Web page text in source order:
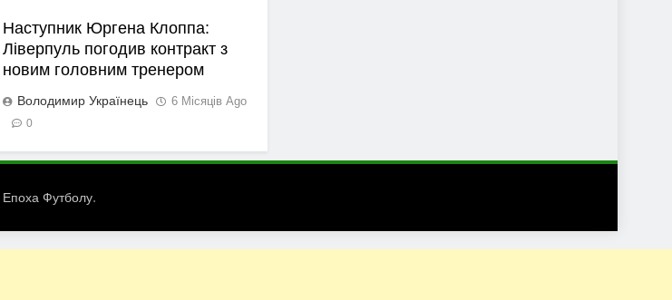
Наступник Юргена Клоппа:
Ліверпуль погодив контракт з
новим головним тренером
Володимир Українець 6 Місяців Ago
0
Епоха Футболу.